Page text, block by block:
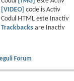
[VIDEO]
code is Activ
Codul HTML este
Inactiv
Trackbacksare
Inactiv
Forum